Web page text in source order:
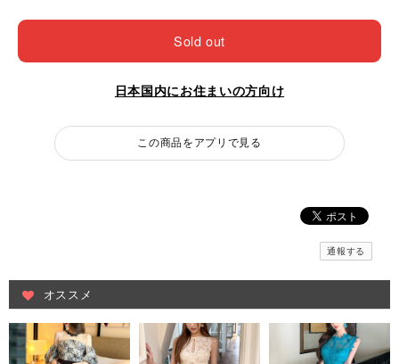
Sold out
日本国内にお住まいの方向け
この商品をアプリで見る
通報する
オススメ